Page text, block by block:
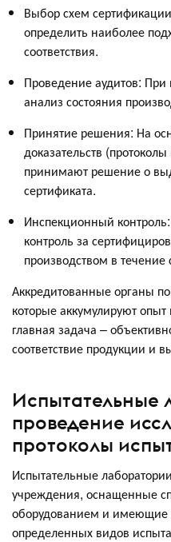
Выбор схем
определить наиболее
соответствия.
Проведение аудитов:
анализ состояния
Принятие решения: На
доказательств
принимают решение о
сертификата.
Инспекционный
контроль за
производством в течение
Аккредитованные органы
которые аккумулируют
главная задача –
соответствие продукции и
Испытательные
проведение
протоколы
Испытательные
учреждения, оснащенные
оборудованием и имеющие
определенных видов